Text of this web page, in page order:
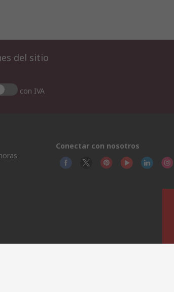
del sitio
con IVA
Conectar con nosotros